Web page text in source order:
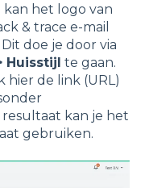
kan het logo van
& trace e-mail
doe je door via
Huisstijl te gaan.
hier de link (URL)
resultaat kan je het
gebruiken.